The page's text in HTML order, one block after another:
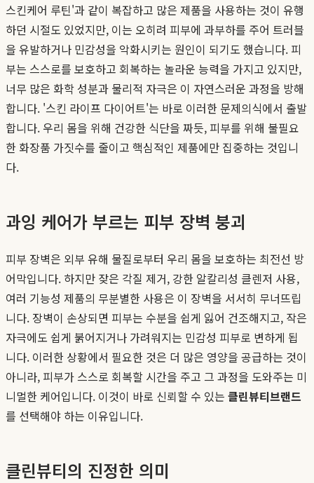
스킨케어 루틴'과 같이 복잡하고 많은 제품을 사용하는 것이 유행
하던 시절도 있었지만, 이는 오히려 피부에 과부하를 주어 트러블
을 유발하거나 민감성을 악화시키는 원인이 되기도 했습니다. 피
부는 스스로를 보호하고 회복하는 놀라운 능력을 가지고 있지만,
너무 많은 화학 성분과 물리적 자극은 이 자연스러운 과정을 방해
합니다. '스킨 라이프 다이어트'는 바로 이러한 문제의식에서 출발
합니다. 우리 몸을 위해 건강한 식단을 짜듯, 피부를 위해 불필요
한 화장품 가짓수를 줄이고 핵심적인 제품에만 집중하는 것입니
다.
과잉 케어가 부르는 피부 장벽 붕괴
피부 장벽은 외부 유해 물질로부터 우리 몸을 보호하는 최전선 방
어막입니다. 하지만 잦은 각질 제거, 강한 알칼리성 클렌저 사용,
여러 기능성 제품의 무분별한 사용은 이 장벽을 서서히 무너뜨립
니다. 장벽이 손상되면 피부는 수분을 쉽게 잃어 건조해지고, 작은
자극에도 쉽게 붉어지거나 가려워지는 민감성 피부로 변하게 됩
니다. 이러한 상황에서 필요한 것은 더 많은 영양을 공급하는 것이
아니라, 피부가 스스로 회복할 시간을 주고 그 과정을 도와주는 미
니멀한 케어입니다. 이것이 바로 신뢰할 수 있는 클린뷰티브랜드
를 선택해야 하는 이유입니다.
클린뷰티의 진정한 의미